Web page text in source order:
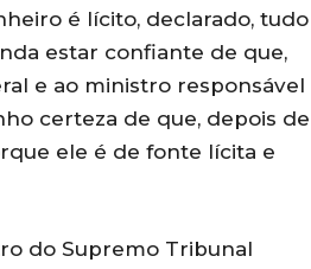
é lícito, declarado, tudo
estar confiante de que,
e ao ministro responsável
certeza de que, depois de
ele é de fonte lícita e
do Supremo Tribunal